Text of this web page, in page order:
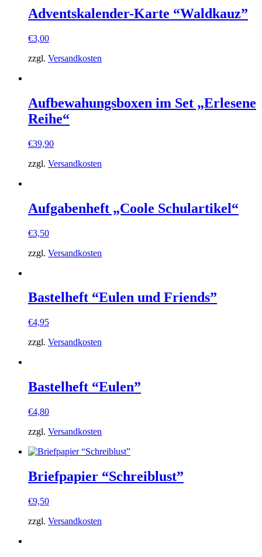
Adventskalender-Karte “Waldkauz”
€3,00
zzgl. Versandkosten
Aufbewahungsboxen im Set „Erlesene
Reihe“
€39,90
zzgl. Versandkosten
Aufgabenheft „Coole Schulartikel“
€3,50
zzgl. Versandkosten
Bastelheft “Eulen und Friends”
€4,95
zzgl. Versandkosten
Bastelheft “Eulen”
€4,80
zzgl. Versandkosten
Briefpapier “Schreiblust”
€9,50
zzgl. Versandkosten